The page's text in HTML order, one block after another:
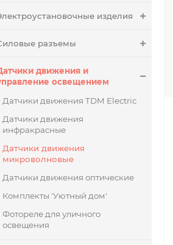
изделия
разъемы
движения и
освещением
Датчики движения TDM Electric
Датчики движения
инфракрасные
Датчики движения
микроволновые
Датчики движения оптические
Комплекты 'Уютный дом'
Фотореле для уличного
освещения